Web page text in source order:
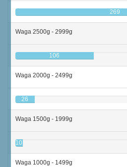
269
Waga 2500g - 2999g
106
Waga 2000g - 2499g
26
Waga 1500g - 1999g
10
Waga 1000g - 1499g